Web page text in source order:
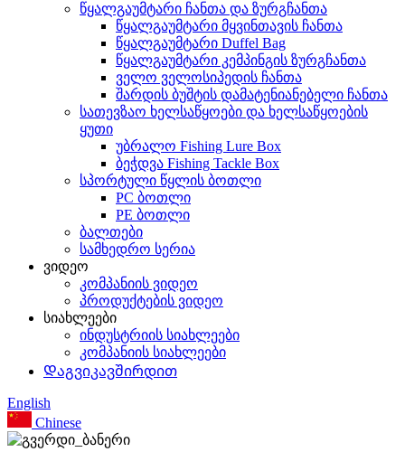
წყალგაუმტარი ჩანთა და ზურგჩანთა
წყალგაუმტარი მყვინთავის ჩანთა
წყალგაუმტარი Duffel Bag
წყალგაუმტარი კემპინგის ზურგჩანთა
ველო ველოსიპედის ჩანთა
შარდის ბუშტის დამატენიანებელი ჩანთა
სათევზაო ხელსაწყოები და ხელსაწყოების
ყუთი
უბრალო Fishing Lure Box
ბეჭდვა Fishing Tackle Box
სპორტული წყლის ბოთლი
PC ბოთლი
PE ბოთლი
ბალთები
სამხედრო სერია
ვიდეო
კომპანიის ვიდეო
პროდუქტების ვიდეო
სიახლეები
ინდუსტრიის სიახლეები
კომპანიის სიახლეები
Დაგვიკავშირდით
English
Chinese